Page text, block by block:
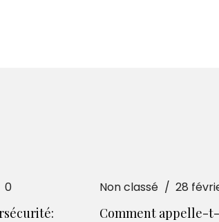
0 Non classé 28
Comment appelle-t-